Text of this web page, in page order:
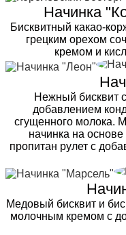
Начинка
Бисквитный какао-
грецким орехом
кремом и
Нежный бисквит
добавлением
сгущенного молока.
начинка на
пропитан рулет с
Медовый бисквит и
молочным кремом с